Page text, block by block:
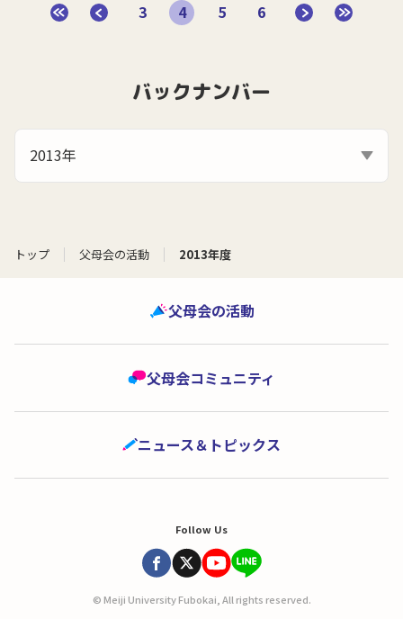
3 4 5 6
バックナンバー
2013年
トップ 父母会の活動 2013年度
父母会の活動
父母会コミュニティ
ニュース＆トピックス
Follow Us
© Meiji University Fubokai, All rights reserved.